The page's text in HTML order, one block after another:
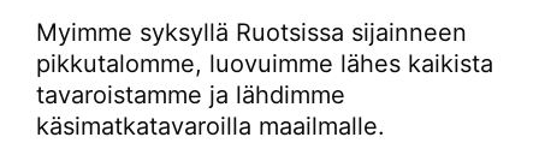
Myimme syksyllä Ruotsissa sijainneen
pikkutalomme, luovuimme lähes kaikista
tavaroistamme ja lähdimme
käsimatkatavaroilla maailmalle.